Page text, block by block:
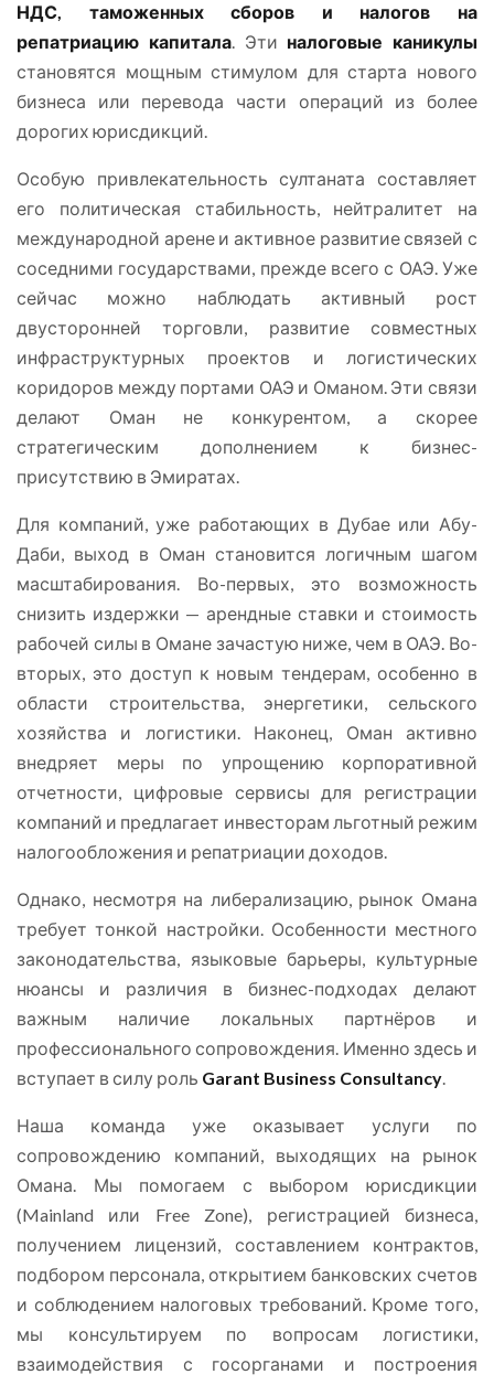
НДС, таможенных сборов и налогов на
репатриацию капитала. Эти налоговые каникулы
становятся мощным стимулом для старта нового
бизнеса или перевода части операций из более
дорогих юрисдикций.
Особую привлекательность султаната составляет
его политическая стабильность, нейтралитет на
международной арене и активное развитие связей с
соседними государствами, прежде всего с ОАЭ. Уже
сейчас можно наблюдать активный рост
двусторонней торговли, развитие совместных
инфраструктурных проектов и логистических
коридоров между портами ОАЭ и Оманом. Эти связи
делают Оман не конкурентом, а скорее
стратегическим дополнением к бизнес-
присутствию в Эмиратах.
Для компаний, уже работающих в Дубае или Абу-
Даби, выход в Оман становится логичным шагом
масштабирования. Во-первых, это возможность
снизить издержки — арендные ставки и стоимость
рабочей силы в Омане зачастую ниже, чем в ОАЭ. Во-
вторых, это доступ к новым тендерам, особенно в
области строительства, энергетики, сельского
хозяйства и логистики. Наконец, Оман активно
внедряет меры по упрощению корпоративной
отчетности, цифровые сервисы для регистрации
компаний и предлагает инвесторам льготный режим
налогообложения и репатриации доходов.
Однако, несмотря на либерализацию, рынок Омана
требует тонкой настройки. Особенности местного
законодательства, языковые барьеры, культурные
нюансы и различия в бизнес-подходах делают
важным наличие локальных партнёров и
профессионального сопровождения. Именно здесь и
вступает в силу роль Garant Business Consultancy.
Наша команда уже оказывает услуги по
сопровождению компаний, выходящих на рынок
Омана. Мы помогаем с выбором юрисдикции
(Mainland или Free Zone), регистрацией бизнеса,
получением лицензий, составлением контрактов,
подбором персонала, открытием банковских счетов
и соблюдением налоговых требований. Кроме того,
мы консультируем по вопросам логистики,
взаимодействия с госорганами и построения